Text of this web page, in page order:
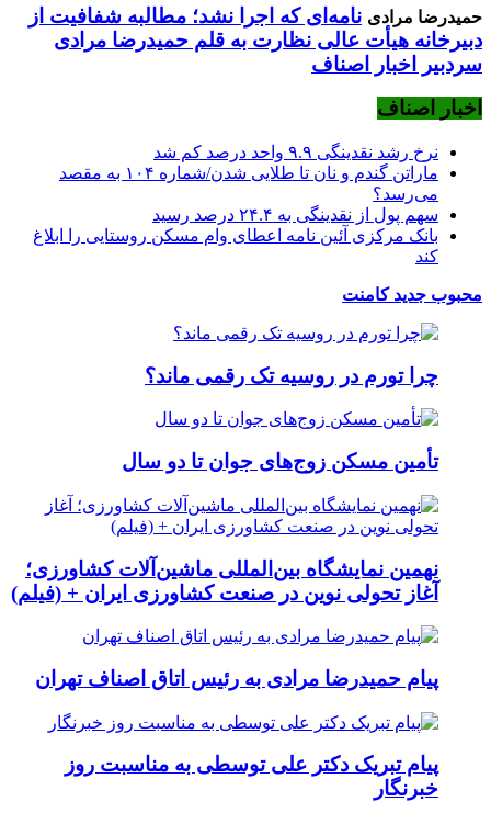
حمیدرضا مرادی نامه‌ای که اجرا نشد؛ مطالبه شفافیت از
دبیرخانه هیأت عالی نظارت به قلم حمیدرضا مرادی
سردبیر اخبار اصناف
اخبار اصناف
نرخ رشد نقدینگی ۹.۹ واحد درصد کم شد
ماراتن گندم و نان تا طلایی شدن/شماره ۱۰۴ به مقصد
می‌رسد؟
سهم پول از نقدینگی به ۲۴.۴ درصد رسید
بانک مرکزی آئین نامه اعطای وام مسکن روستایی را ابلاغ
کند
محبوب جدیدکامنت
چرا تورم در روسیه تک رقمی ماند؟
تأمین مسکن زوج‌های جوان تا دو سال
نهمین نمایشگاه بین‌المللی ماشین‌آلات کشاورزی؛
آغاز تحولی نوین در صنعت کشاورزی ایران + (فیلم)
پیام حمیدرضا مرادی به رئیس اتاق اصناف تهران
پیام تبریک دکتر علی توسطی به مناسبت روز
خبرنگار